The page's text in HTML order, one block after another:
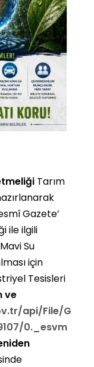
Tarım
Gazete’
ile ilgili
Su
için
Tesisleri
ve
api/File/G
0._esvm